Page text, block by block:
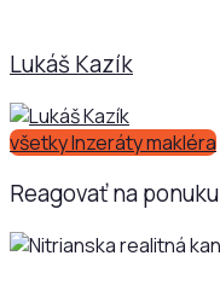
Lukáš Kazík
všetky Inzeráty makléra
Reagovať na ponuku